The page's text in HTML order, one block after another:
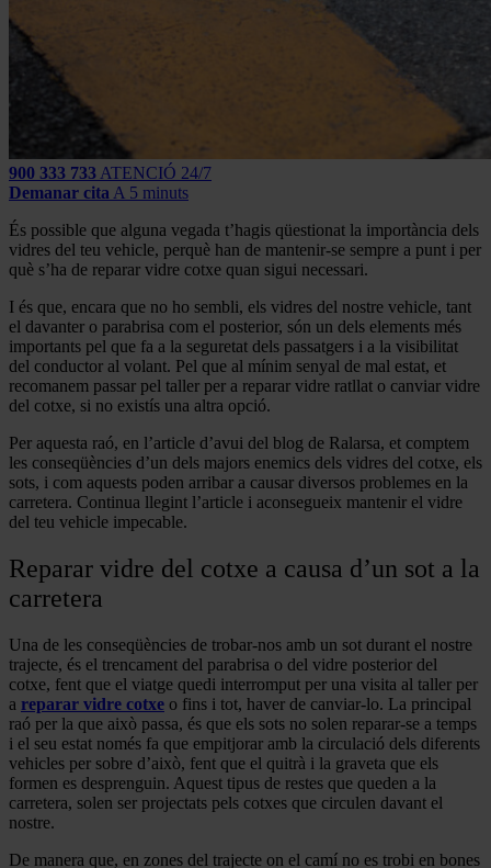
900 333 733 ATENCIÓ 24/7
Demanar cita A 5 minuts
És possible que alguna vegada t’hagis qüestionat la importància dels
vidres del teu vehicle, perquè han de mantenir-se sempre a punt i per
què s’ha de reparar vidre cotxe quan sigui necessari.
I és que, encara que no ho sembli, els vidres del nostre vehicle, tant
el davanter o parabrisa com el posterior, són un dels elements més
importants pel que fa a la seguretat dels passatgers i a la visibilitat
del conductor al volant. Pel que al mínim senyal de mal estat, et
recomanem passar pel taller per a reparar vidre ratllat o canviar vidre
del cotxe, si no existís una altra opció.
Per aquesta raó, en l’article d’avui del blog de Ralarsa, et comptem
les conseqüències d’un dels majors enemics dels vidres del cotxe, els
sots, i com aquests poden arribar a causar diversos problemes en la
carretera. Continua llegint l’article i aconsegueix mantenir el vidre
del teu vehicle impecable.
Reparar vidre del cotxe a causa d’un sot a la
carretera
Una de les conseqüències de trobar-nos amb un sot durant el nostre
trajecte, és el trencament del parabrisa o del vidre posterior del
cotxe, fent que el viatge quedi interromput per una visita al taller per
a reparar vidre cotxe o fins i tot, haver de canviar-lo. La principal
raó per la que això passa, és que els sots no solen reparar-se a temps
i el seu estat només fa que empitjorar amb la circulació dels diferents
vehicles per sobre d’això, fent que el quitrà i la graveta que els
formen es desprenguin. Aquest tipus de restes que queden a la
carretera, solen ser projectats pels cotxes que circulen davant el
nostre.
De manera que, en zones del trajecte on el camí no es trobi en bones